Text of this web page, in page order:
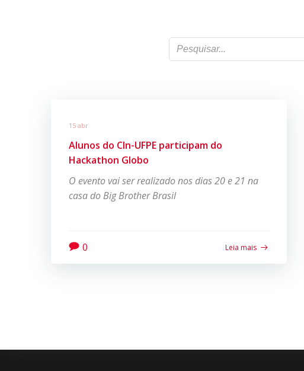
15 abr
Alunos do CIn-UFPE participam do
Hackathon Globo
O evento vai ser realizado nos dias 20 e 21 na
casa do Big Brother Brasil
0 Leia mais